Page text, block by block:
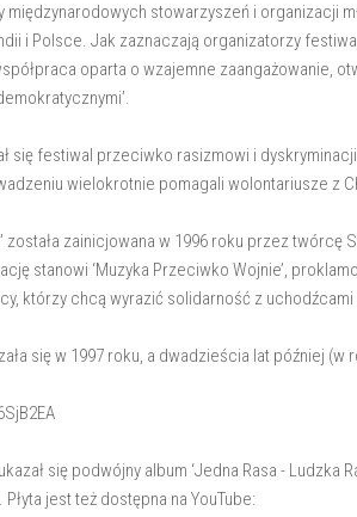
międzynarodowych stowarzyszeń i organizacji
i Polsce. Jak zaznaczają organizatorzy
oparta o wzajemne zaangażowanie,
się festiwal przeciwko rasizmowi i
wielokrotnie pomagali wolontariusze z
zainicjowana w 1996 roku przez twórcę
stanowi ‘Muzyka Przeciwko Wojnie’,
którzy chcą wyrazić solidarność z
się w 1997 roku, a dwadzieścia lat później
się podwójny album ‘Jedna Rasa - Ludzka
jest też dostępna na YouTube: